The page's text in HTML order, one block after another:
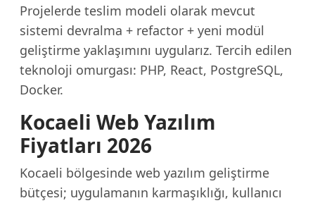
Projelerde teslim modeli olarak mevcut
sistemi devralma + refactor + yeni modül
geliştirme yaklaşımını uygularız. Tercih edilen
teknoloji omurgası: PHP, React, PostgreSQL,
Docker.
Kocaeli Web Yazılım
Fiyatları 2026
Kocaeli bölgesinde web yazılım geliştirme
bütçesi; uygulamanın karmaşıklığı, kullanıcı